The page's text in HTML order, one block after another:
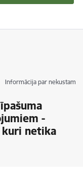
Informācija par nekustamā
-
netika